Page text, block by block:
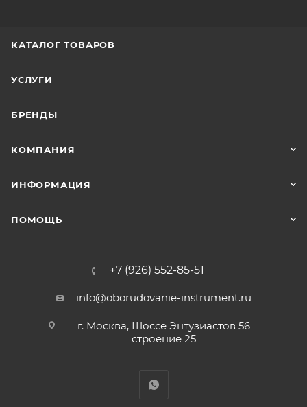
КАТАЛОГ ТОВАРОВ
УСЛУГИ
БРЕНДЫ
КОМПАНИЯ
ИНФОРМАЦИЯ
ПОМОЩЬ
+7 (926) 552-85-51
info@oborudovanie-instrument.ru
г. Москва, Шоссе Энтузиастов 56
строение 25